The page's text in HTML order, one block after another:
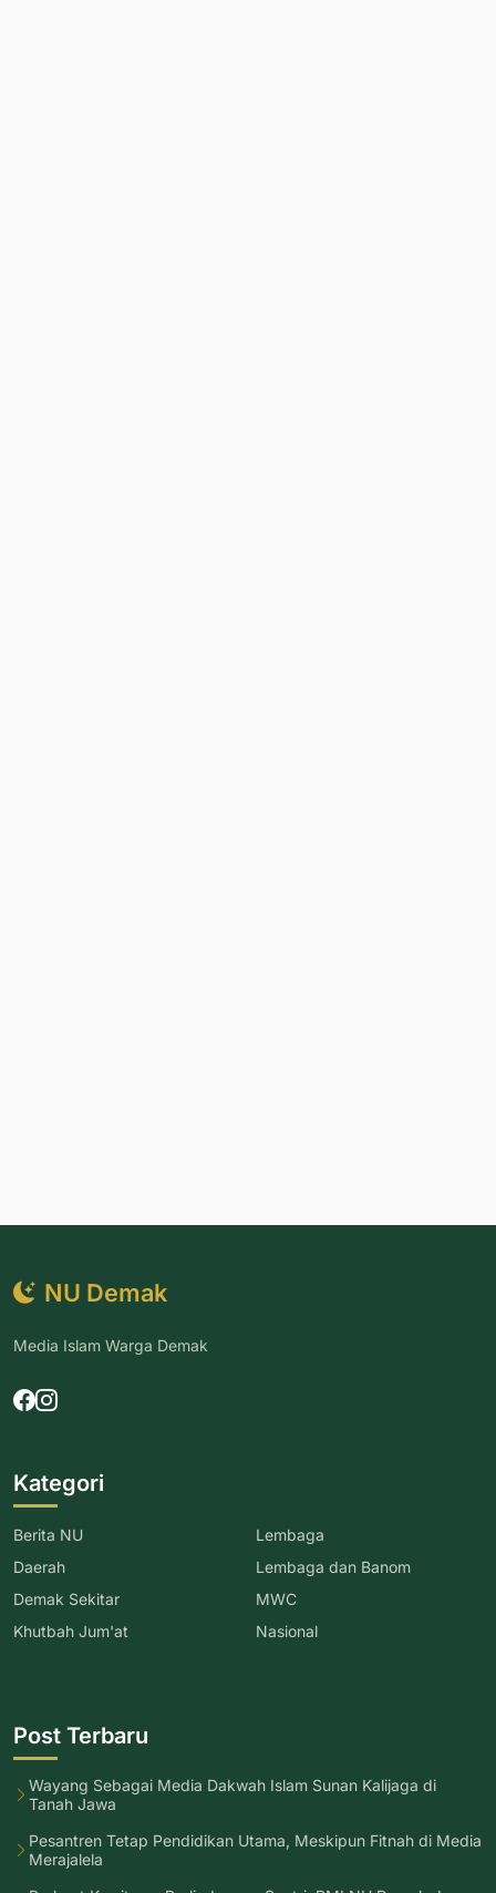
NU Demak
Media Islam Warga Demak
Kategori
Berita NU
Daerah
Demak Sekitar
Khutbah Jum'at
Lembaga
Lembaga dan Banom
MWC
Nasional
Post Terbaru
Wayang Sebagai Media Dakwah Islam Sunan Kalijaga di
Tanah Jawa
Pesantren Tetap Pendidikan Utama, Meskipun Fitnah di Media
Merajalela